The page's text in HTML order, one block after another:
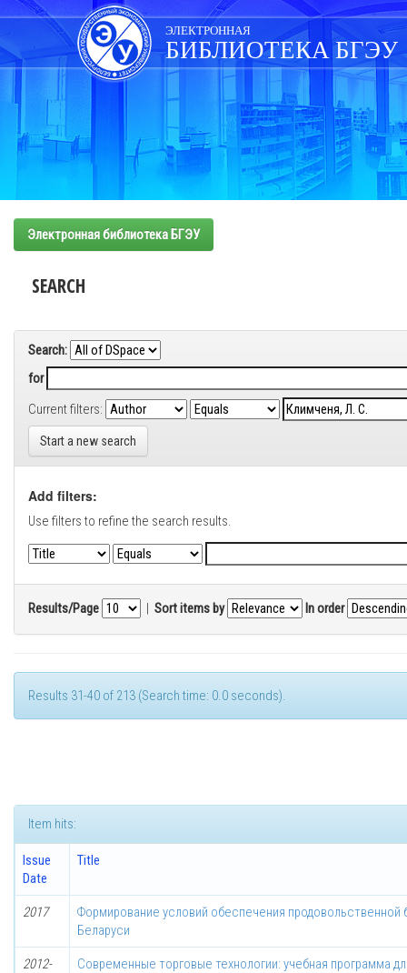
Skip
navigation
ЭЛЕКТРОННАЯ
БИБЛИОТЕКА БГЭУ
Электронная библиотека БГЭУ
SEARCH
Search:
for
Current filters:
Start a new search
Add filters:
Use filters to refine the search results.
Results/Page | Sort items by In order
Results 31-40 of 213 (Search time: 0.0 seconds).
Item hits:
Issue
Date
Title
2017
Формирование условий обеспечения
Беларуси
2012-
Современные торговые технологии: учебная программа